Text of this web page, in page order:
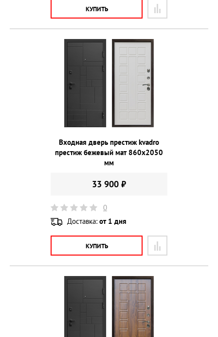
КУПИТЬ
Входная дверь престиж kvadro
престиж бежевый мат 860х2050
мм
33 900 ₽
0
Доставка: от 1 дня
КУПИТЬ